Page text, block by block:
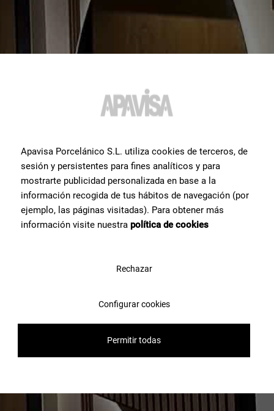
Apavisa Porcelánico S.L. utiliza cookies de terceros, de
sesión y persistentes para fines analíticos y para
mostrarte publicidad personalizada en base a la
información recogida de tus hábitos de navegación (por
ejemplo, las páginas visitadas). Para obtener más
información visite nuestra política de cookies
Rechazar
Configurar cookies
Permitir todas